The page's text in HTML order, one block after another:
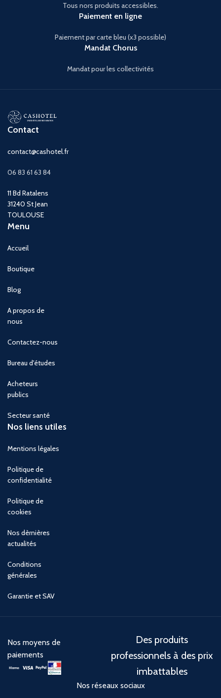
Tous nors produits accessibles.
Paiement en ligne
Paiement par carte bleu (x3 possible)
Mandat Chorus
Mandat pour les collectivités
Contact
contact@cashotel.fr
06 83 61 63 84
11 Bd Ratalens
31240 St Jean
TOULOUSE
Menu
Accueil
Boutique
Blog
A propos de
nous
Contactez-nous
Bureau d'études
Acheteurs
publics
Secteur santé
Nos liens utiles
Mentions légales
Politique de
confidentialité
Politique de
cookies
Nos dèrnières
actualités
Conditions
générales
Garantie et SAV
Nos moyens de
paiements
Des produits
professionnels à des prix
imbattables
Nos réseaux sociaux